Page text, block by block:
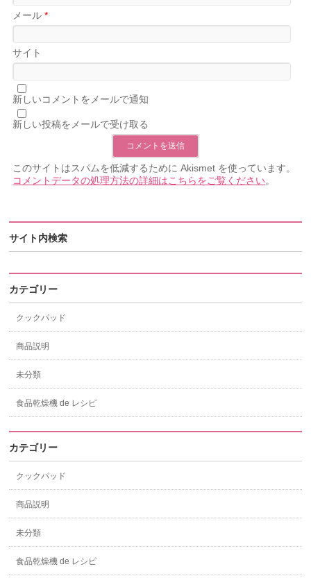
メール*
サイト
新しいコメントをメールで通知
新しい投稿をメールで受け取る
このサイトはスパムを低減するために Akismet を使っています。
コメントデータの処理方法の詳細はこちらをご覧ください。
サイト内検索
カテゴリー
クックパッド
商品説明
未分類
食品乾燥機 de レシピ
カテゴリー
クックパッド
商品説明
未分類
食品乾燥機 de レシピ